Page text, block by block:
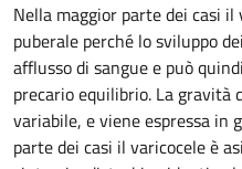
Nella maggior parte dei casi
puberale perché lo sviluppo
afflusso di sangue e può
precario equilibrio. La gravità
variabile, e viene espressa in
parte dei casi il varicocele è